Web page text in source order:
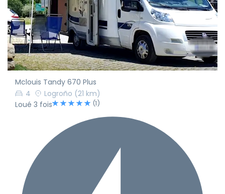
Mclouis Tandy 670 Plus
4
Logroño (21 km)
Loué 3 fois
(1)